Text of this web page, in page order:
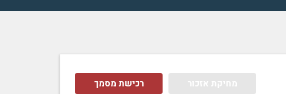
מחיקת אזכור רכישת מסמך